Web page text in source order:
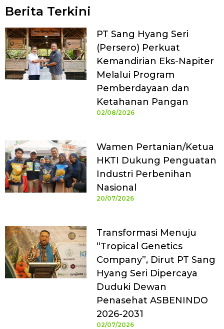
Berita Terkini
PT Sang Hyang Seri
(Persero) Perkuat
Kemandirian Eks-Napiter
Melalui Program
Pemberdayaan dan
Ketahanan Pangan
02/08/2026
Wamen Pertanian/Ketua
HKTI Dukung Penguatan
Industri Perbenihan
Nasional
20/07/2026
Transformasi Menuju
“Tropical Genetics
Company”, Dirut PT Sang
Hyang Seri Dipercaya
Duduki Dewan
Penasehat ASBENINDO
2026-2031
02/07/2026